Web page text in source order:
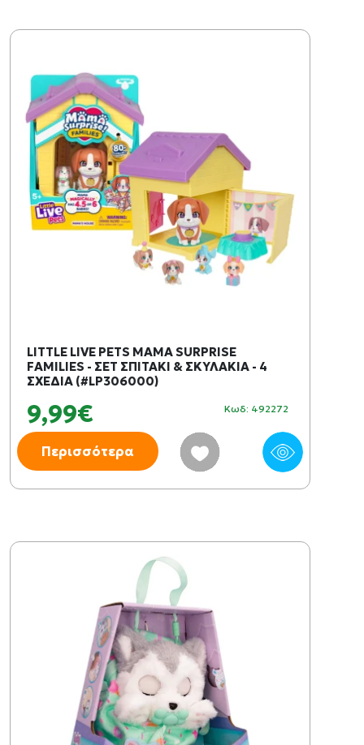
LITTLE LIVE PETS MAMA SURPRISE
FAMILIES - ΣΕΤ ΣΠΙΤΑΚΙ & ΣΚΥΛΑΚΙΑ - 4
ΣΧΕΔΙΑ (#LP306000)
9,99€ Κωδ: 492272
Περισσότερα